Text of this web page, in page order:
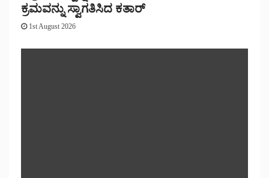
ಕ್ರಮವನ್ನು ಸ್ವಾಗತಿಸಿದ ಕತಾರ್
1st August 2026